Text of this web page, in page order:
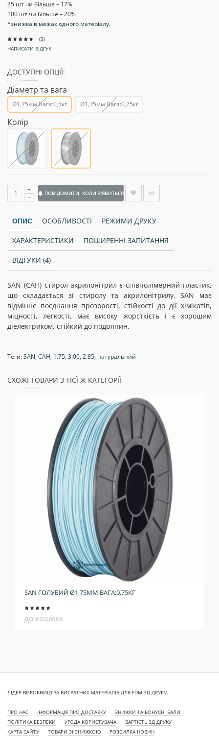
35 шт чи більше – 17%
100 шт чи більше – 20%
*знижка в межах одного матеріалу.
(3)
НАПИСАТИ ВІДГУК
ДОСТУПНІ ОПЦІЇ:
Діаметр та вага
Ø1,75мм Вага:0,5кг Ø1,75мм Вага:0,75кг
Колір
+
-
ПОВІДОМИТИ, КОЛИ З'ЯВИТЬСЯ
ОПИС ОСОБЛИВОСТІ РЕЖИМИ ДРУКУ
ХАРАКТЕРИСТИКИ ПОШИРЕННІ ЗАПИТАННЯ
ВІДГУКИ (4)
SAN (САН) стирол-акрилонітрил є співполімерний пластик,
що складається зі стиролу та акрилонітрилу. SAN має
відмінне поєднання прозорості, стійкості до дії хімікатів,
міцності, легкості, має високу жорсткість і є хорошим
діелектриком, стійкий до подряпин.
Теги:SAN, САН, 1.75, 3.00, 2.85, натуральний
СХОЖІ ТОВАРИ З ТІЄЇ Ж КАТЕГОРІЇ
SAN ГОЛУБИЙ Ø1,75ММ ВАГА:0,75КГ
ДО КОШИКА
ЛІДЕР ВИРОБНИЦТВА ВИТРАТНИХ МАТЕРІАЛІВ ДЛЯ FDM 3D ДРУКУ.
ПРО НАС ІНФОРМАЦІЯ ПРО ДОСТАВКУ
ЗНИЖКИ ТА БОНУСНІ БАЛИ
ПОЛІТИКА БЕЗПЕКИ
УГОДА КОРИСТУВАЧА
ВАРТІСТЬ 3Д ДРУКУ
КАРТА САЙТУ
ТОВАРИ ЗІ ЗНИЖКОЮ РОЗСИЛКА НОВИН